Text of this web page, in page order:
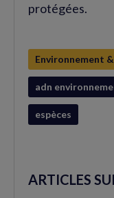
protégées.
Environnement
adn
espèces
ARTICLES